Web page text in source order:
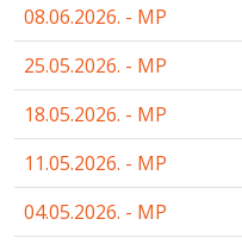
08.06.2026. - MP
25.05.2026. - MP
18.05.2026. - MP
11.05.2026. - MP
04.05.2026. - MP